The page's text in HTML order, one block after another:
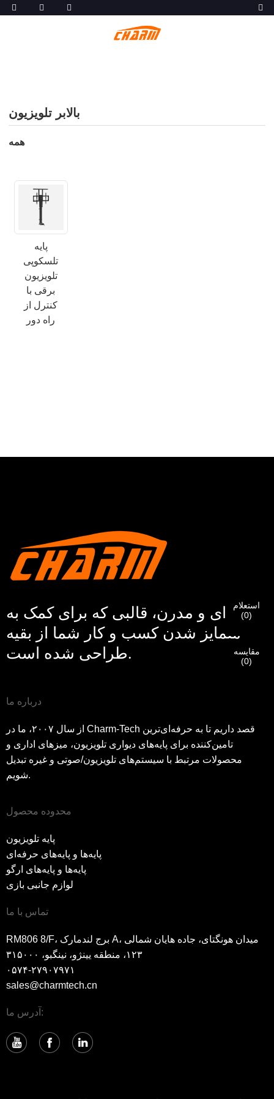
بالابر تلویزیون
همه
پایه
تلسکوپی
تلویزیون
برقی با
کنترل از
راه دور
حرفه‌ای و مدرن، قالبی که برای کمک به
متمایز شدن کسب و کار شما از بقیه
طراحی شده است.
درباره ما
از سال ۲۰۰۷، ما در Charm-Tech قصد داریم تا به حرفه‌ای‌ترین
تامین‌کننده برای پایه‌های دیواری تلویزیون، میزهای اداری و
محصولات مرتبط با سیستم‌های تلویزیون/صوتی و غیره تبدیل
شویم.
محدوده محصول
پایه تلویزیون
پایه‌ها و پایه‌های حرفه‌ای
پایه‌ها و پایه‌های ارگو
لوازم جانبی بازی
تماس با ما
RM806 8/F، برج لندمارک A، میدان هونگتای، جاده هایان شمالی
۱۲۳، منطقه یینژو، نینگبو، ۳۱۵۰۰۰
۰۵۷۴-۲۷۹۰۷۹۷۱
sales@charmtech.cn
آدرس ما:
من هستم
مشتری CHARM
من هستم
بازدیدکننده جدید
لطفاً آدرس ایمیل فعلی محل کار خود را در زیر وارد کنید تا تأیید
برگرد ارسال
قبل از ارسال لطفا همه را تأیید کنید اطلاعات است
است.اطلاعات نادرست منجر به عدم موفقیت در ارسال مطالب
خواهد شد.
ما درخواست شما را دریافت کرده‌ایم و ...
اطلاعات برای احراز هویت و مجوز. پس از
اگر هویت شما تأیید شود، یک ایمیل اطلاع‌رسانی دریافت خواهید
استعلام
(0)
مقایسه
(0)